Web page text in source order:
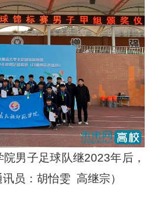
男子足球队继2023年后，
员：胡怡雯 高继宗）